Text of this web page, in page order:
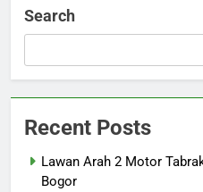
Search
Recent Posts
Lawan Arah 2 Motor
Bogor